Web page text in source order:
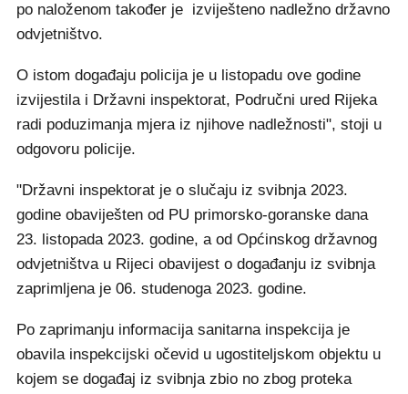
po naloženom također je izviješteno nadležno državno
odvjetništvo.
O istom događaju policija je u listopadu ove godine
izvijestila i Državni inspektorat, Područni ured Rijeka
radi poduzimanja mjera iz njihove nadležnosti", stoji u
odgovoru policije.
"Državni inspektorat je o slučaju iz svibnja 2023.
godine obaviješten od PU primorsko-goranske dana
23. listopada 2023. godine, a od Općinskog državnog
odvjetništva u Rijeci obavijest o događanju iz svibnja
zaprimljena je 06. studenoga 2023. godine.
Po zaprimanju informacija sanitarna inspekcija je
obavila inspekcijski očevid u ugostiteljskom objektu u
kojem se događaj iz svibnja zbio no zbog proteka